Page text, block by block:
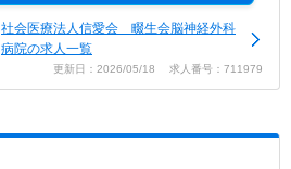
社会医療法人信愛会 畷生会脳神経外科
病院の求人一覧
更新日：2026/05/18 求人番号：711979